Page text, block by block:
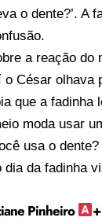
o dente?’. A
a reação do
César olhava
que a fadinha
moda usar
usa o
da fadinha
Pinheiro